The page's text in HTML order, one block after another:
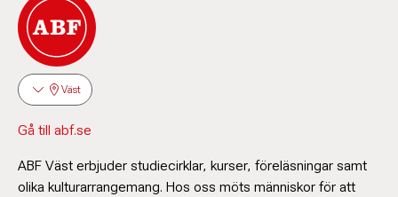
Väst
Gå till abf.se
ABF Väst erbjuder studiecirklar, kurser, föreläsningar samt
olika kulturarrangemang. Hos oss möts människor för att